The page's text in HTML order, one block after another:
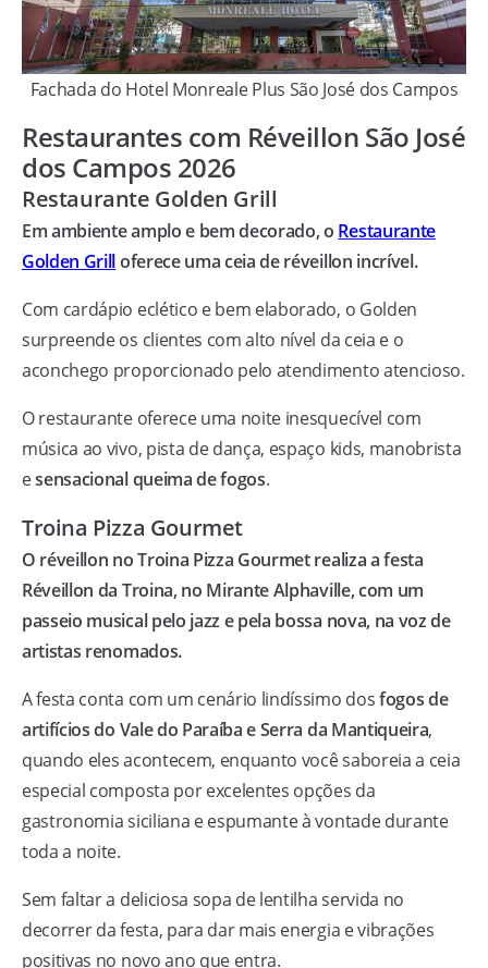
Fachada do Hotel Monreale Plus São José dos Campos
Restaurantes com Réveillon São José
dos Campos 2026
Restaurante Golden Grill
Em ambiente amplo e bem decorado, o Restaurante
Golden Grilloferece uma ceia de réveillon incrível.
Com cardápio eclético e bem elaborado, o Golden
surpreende os clientes com alto nível da ceia e o
aconchego proporcionado pelo atendimento atencioso.
O restaurante oferece uma noite inesquecível com
música ao vivo, pista de dança, espaço kids, manobrista
esensacional queima de fogos.
Troina Pizza Gourmet
O réveillon no Troina Pizza Gourmet realiza a festa
Réveillon da Troina, no Mirante Alphaville, com um
passeio musical pelo jazz e pela bossa nova, na voz de
artistas renomados.
A festa conta com um cenário lindíssimo dosfogos de
artifícios do Vale do Paraíba e Serra da Mantiqueira,
quando eles acontecem, enquanto você saboreia a ceia
especial composta por excelentes opções da
gastronomia siciliana e espumante à vontade durante
toda a noite.
Sem faltar a deliciosa sopa de lentilha servida no
decorrer da festa, para dar mais energia e vibrações
positivas no novo ano que entra.